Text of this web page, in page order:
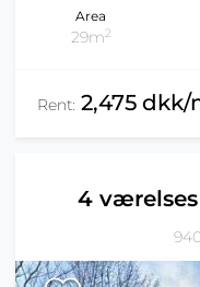
Area
29m2
Rent: 2,475 dkk/
4